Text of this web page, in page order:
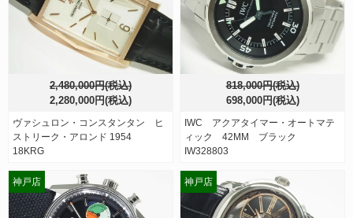
2,480,000円(税込)
2,280,000円(税込)
ヴァシュロン・コンスタンタン ヒ
ストリーク・アロンド 1954
18KRG
818,000円(税込)
698,000円(税込)
IWC アクアタイマー・オートマテ
ィック 42MM ブラック
IW328803
神戸店 神戸店